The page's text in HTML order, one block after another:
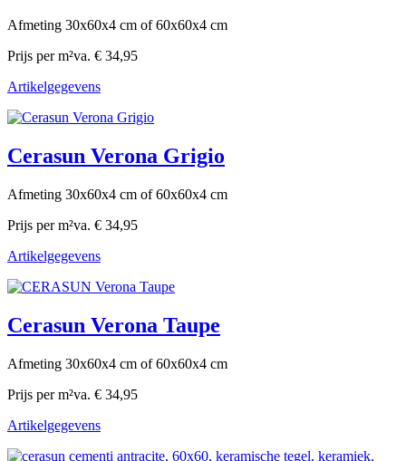
Afmeting 30x60x4 cm of 60x60x4 cm
Prijs per m²va. € 34,95
Artikelgegevens
Cerasun Verona Grigio
Afmeting 30x60x4 cm of 60x60x4 cm
Prijs per m²va. € 34,95
Artikelgegevens
Cerasun Verona Taupe
Afmeting 30x60x4 cm of 60x60x4 cm
Prijs per m²va. € 34,95
Artikelgegevens